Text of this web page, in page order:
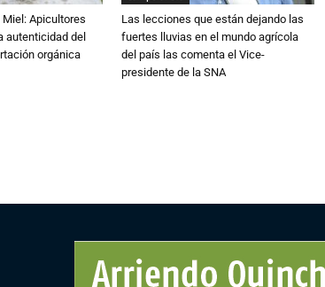
Apicultores
autenticidad del
orgánica
Las lecciones que están dejando las
fuertes lluvias en el mundo agrícola
del país las comenta el Vice-
presidente de la SNA